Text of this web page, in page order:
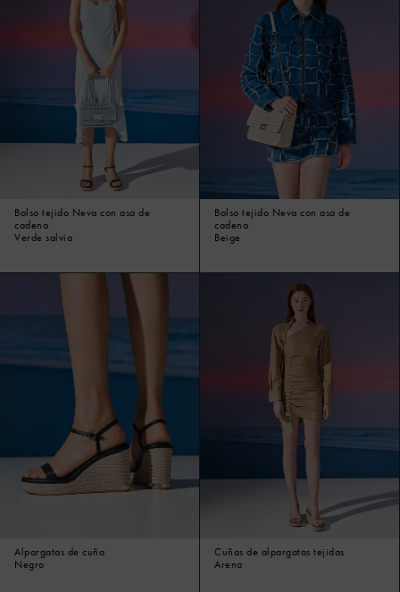
Bolso tejido Neva con asa de
cadena
Verde salvia
Bolso tejido Neva con asa de
cadena
Beige
Alpargatas de cuña
Negro
Cuñas de alpargatas tejidas
Arena